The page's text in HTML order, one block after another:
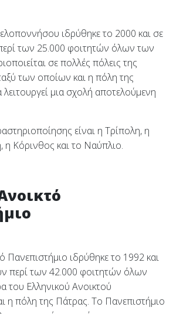
ιδρύθηκε το 2000 και σε
των 25.000 φοιτητών όλων των
σε πολλές πόλεις της
των οποίων και η πόλη της
μια σχολή αποτελούμενη
είναι η Τρίπολη, η
η Κόρινθος και το Ναύπλιο.
Πανεπιστήμιο ιδρύθηκε το 1992 και
περί των 42.000 φοιτητών όλων
Ελληνικού Ανοικτού
η πόλη της Πάτρας. Το Πανεπιστήμιο